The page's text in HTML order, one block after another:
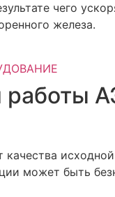
чего
железа.
работы
качества
может быть